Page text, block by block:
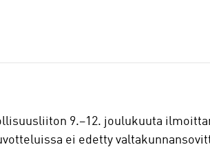
9.–12. joulukuuta
ei edetty